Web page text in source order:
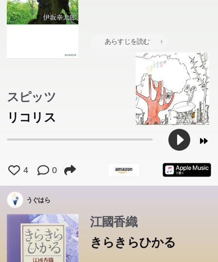
あらすじを読む
スピッツ
リコリス
4 0
うぐはら
江國香織
きらきらひかる